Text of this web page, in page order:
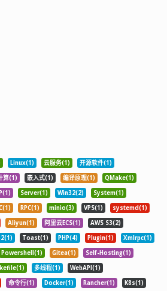
Linux(1) 云服务(1)
开源软件(1)
算(1) 嵌入式(1) 编译原理(1)
QMake(1)
Server(1) Win32(2)
System(1)
RPC(1) minio(3) VPS(1)
systemd(1)
Aliyun(1) 阿里云ECS(1)
AWS S3(2)
Toast(1) PHP(4) Plugin(1)
Xmlrpc(1)
Powershell(1) Gitea(1)
Self-Hosting(1)
多线程(1)
WebAPI(1)
命令行(1) Docker(1) Rancher(1) K8s(1)